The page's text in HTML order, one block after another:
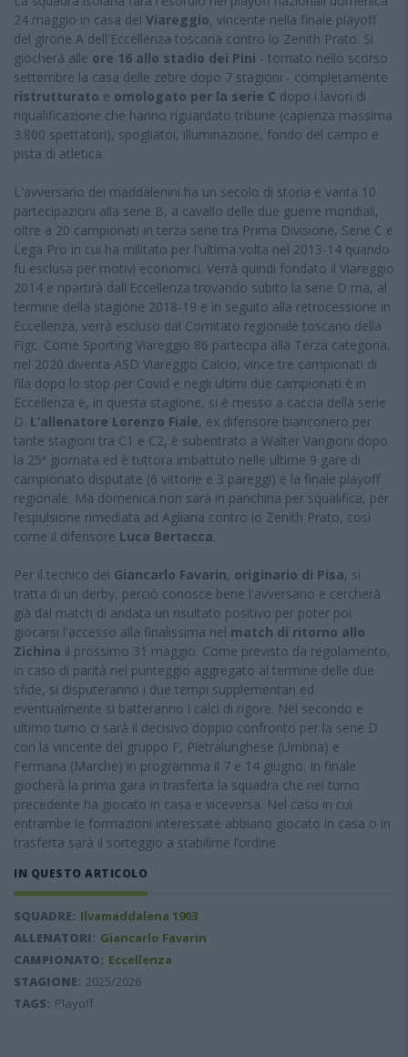
24 maggio in casa del Viareggio, vincente nella finale playoff
del girone A dell'Eccellenza toscana contro lo Zenith Prato. Si
giocherà alle ore 16 allo stadio dei Pini - tornato nello scorso
settembre la casa delle zebre dopo 7 stagioni - completamente
ristrutturato e omologato per la serie C dopo i lavori di
riqualificazione che hanno riguardato tribune (capienza massima
3.800 spettatori), spogliatoi, illuminazione, fondo del campo e
pista di atletica.
L'avversario dei maddalenini ha un secolo di storia e vanta 10
partecipazioni alla serie B, a cavallo delle due guerre mondiali,
oltre a 20 campionati in terza serie tra Prima Divisione, Serie C e
Lega Pro in cui ha militato per l'ultima volta nel 2013-14 quando
fu esclusa per motivi economici. Verrà quindi fondato il Viareggio
2014 e ripartirà dall'Eccellenza trovando subito la serie D ma, al
termine della stagione 2018-19 e in seguito alla retrocessione in
Eccellenza, verrà escluso dal Comitato regionale toscano della
Figc. Come Sporting Viareggio 86 partecipa alla Terza categoria,
nel 2020 diventa ASD Viareggio Calcio, vince tre campionati di
fila dopo lo stop per Covid e negli ultimi due campionati è in
Eccellenza e, in questa stagione, si è messo a caccia della serie
D. L’allenatore Lorenzo Fiale, ex difensore bianconero per
tante stagioni tra C1 e C2, è subentrato a Walter Vangioni dopo
la 25ª giornata ed è tuttora imbattuto nelle ultime 9 gare di
campionato disputate (6 vittorie e 3 pareggi) e la finale playoff
regionale. Ma domenica non sarà in panchina per squalifica, per
l’espulsione rimediata ad Agliana contro lo Zenith Prato, così
come il difensore Luca Bertacca.
Per il tecnico dei Giancarlo Favarin, originario di Pisa, si
tratta di un derby, perciò conosce bene l'avversario e cercherà
già dal match di andata un risultato positivo per poter poi
giocarsi l'accesso alla finalissima nel match di ritorno allo
Zichina il prossimo 31 maggio. Come previsto da regolamento,
in caso di parità nel punteggio aggregato al termine delle due
sfide, si disputeranno i due tempi supplementari ed
eventualmente si batteranno i calci di rigore. Nel secondo e
ultimo turno ci sarà il decisivo doppio confronto per la serie D
con la vincente del gruppo F, Pietralunghese (Umbria) e
Fermana (Marche) in programma il 7 e 14 giugno. In finale
giocherà la prima gara in trasferta la squadra che nel turno
precedente ha giocato in casa e viceversa. Nel caso in cui
entrambe le formazioni interessate abbiano giocato in casa o in
trasferta sarà il sorteggio a stabilirne l’ordine.
IN QUESTO ARTICOLO
SQUADRE: Ilvamaddalena 1903
ALLENATORI: Giancarlo Favarin
CAMPIONATO: Eccellenza
STAGIONE: 2025/2026
TAGS: Playoff